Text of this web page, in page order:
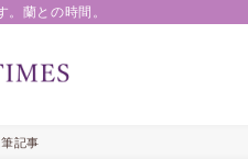
蘭との時間。
記事